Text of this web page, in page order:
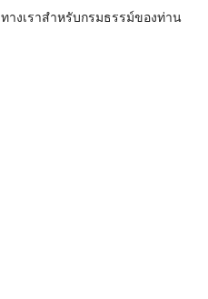
งเราสำหรับกรมธรรม์ของท่าน